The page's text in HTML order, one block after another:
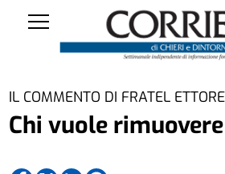
IL COMMENTO DI FRATEL
Chi vuole